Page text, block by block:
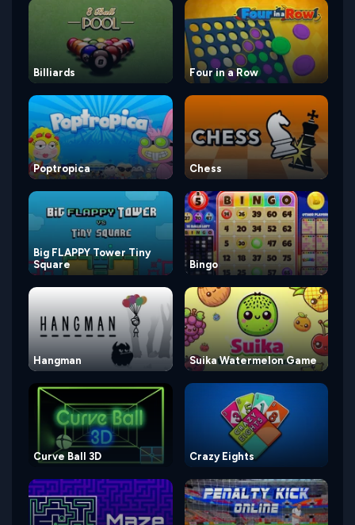
Billiards Four in a Row
Poptropica Chess
Big FLAPPY Tower Tiny
Square
Bingo
Hangman Suika Watermelon Game
Curve Ball 3D Crazy Eights